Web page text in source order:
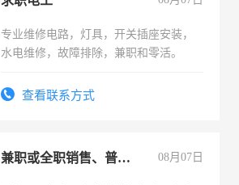
专业维修电路，灯具，开关插座安装，
水电维修，故障排除，兼职和零活。
查看联系方式
兼职或全职销售、普工、维修 08月07日